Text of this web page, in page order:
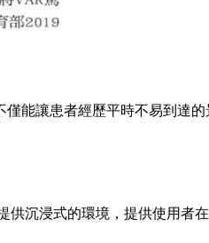
能讓患者經歷平時不易到達
沉浸式的環境，提供使用者